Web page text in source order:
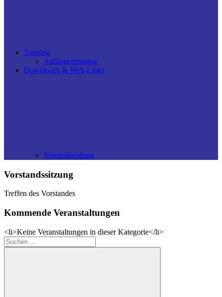
Training
Anfängertraining
Downloads & Web-Links
Vereinskleidung
Vorstandssitzung
Treffen des Vorstandes
Kommende Veranstaltungen
<li>Keine Veranstaltungen in dieser Kategorie</li>
Suchen
nach: